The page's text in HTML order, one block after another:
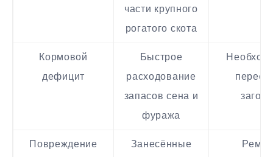
части крупного
рогатого скота
Кормовой
дефицит
Быстрое
расходование
запасов сена и
фуража
Повреждение
Занесённые